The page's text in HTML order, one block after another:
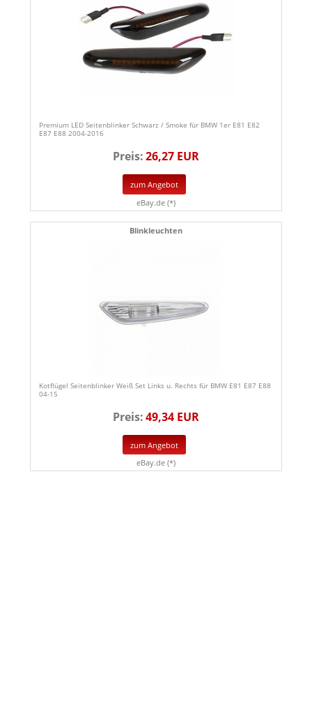
Premium LED Seitenblinker Schwarz / Smoke für BMW 1er E81 E82
E87 E88 2004-2016
Preis:26,27 EUR
zum Angebot
eBay.de (*)
Blinkleuchten
Kotflügel Seitenblinker Weiß Set Links u. Rechts für BMW E81 E87 E88
04-15
Preis:49,34 EUR
zum Angebot
eBay.de (*)